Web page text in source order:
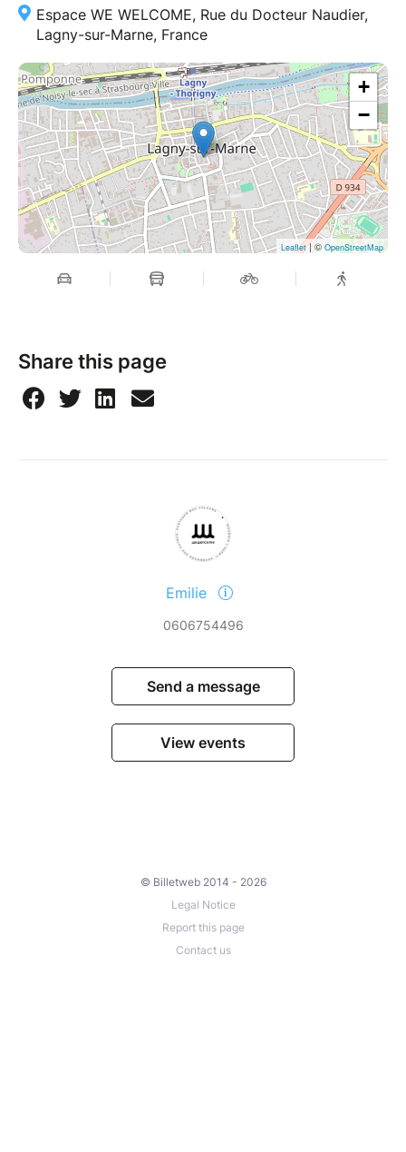
Espace WE WELCOME, Rue du Docteur Naudier,
Lagny-sur-Marne, France
+
−
Leaflet| © OpenStreetMap
Share this page
Emilie
0606754496
Send a message
View events
© Billetweb 2014 - 2026
Legal Notice
Report this page
Contact us